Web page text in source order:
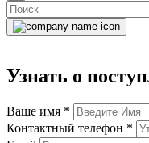
Узнать о
Ваше имя *
Контактный телефон *